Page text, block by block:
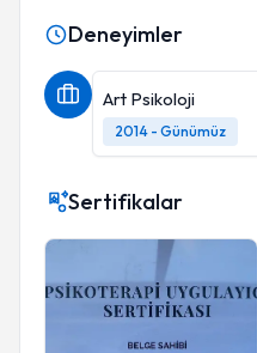
Deneyimler
Art Psikoloji
2014 - Günümüz
Sertifikalar